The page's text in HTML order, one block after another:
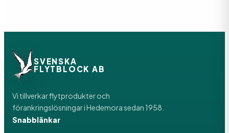
SVENSKA
FLYTBLOCK AB
Vi tillverkar flytprodukter och
förankringslösningar i Hedemora sedan 1958.
Snabblänkar